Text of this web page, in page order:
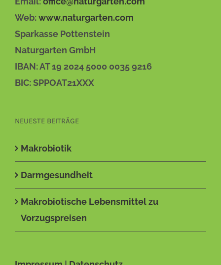
Web:www.naturgarten.com
Sparkasse Pottenstein
Naturgarten GmbH
IBAN: AT 19 2024 5000 0035 9216
BIC: SPPOAT21XXX
NEUESTE BEITRÄGE
Makrobiotik
Darmgesundheit
Makrobiotische Lebensmittel zu
Vorzugspreisen